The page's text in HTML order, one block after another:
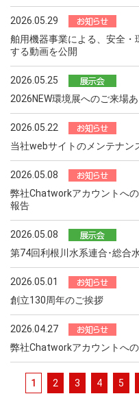
2026.05.29
舶用機器事業による、安全
する動画を公開
2026.05.25
2026NEW環境展へのご来場
2026.05.22
当社webサイトのメンテナン
2026.05.08
弊社Chatworkアカウントへ
報告
2026.05.08
第74回利根川水系連合･総合
2026.05.01
創立130周年のご挨拶
2026.04.27
弊社Chatworkアカウントへ
1 2 3 4 5